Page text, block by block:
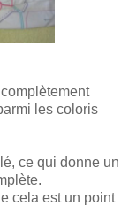
les coloris
ce qui donne un
cela est un point